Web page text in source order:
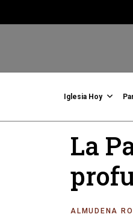
Iglesia Hoy
La
ALMUDENA